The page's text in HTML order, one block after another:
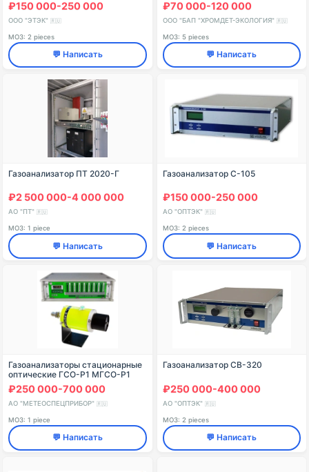
₽150 000-250 000
ООО "ЭТЭК" 🇷🇺
МОЗ: 2 pieces
💬 Написать
₽70 000-120 000
ООО "БАП "ХРОМДЕТ-ЭКОЛОГИЯ" 🇷🇺
МОЗ: 5 pieces
💬 Написать
Газоанализатор ПТ 2020-Г
₽2 500 000-4 000 000
АО "ПТ" 🇷🇺
МОЗ: 1 piece
💬 Написать
Газоанализатор С-105
₽150 000-250 000
АО "ОПТЭК" 🇷🇺
МОЗ: 2 pieces
💬 Написать
Газоанализаторы стационарные
оптические ГСО-Р1 МГСО-Р1
₽250 000-700 000
АО "МЕТЕОСПЕЦПРИБОР" 🇷🇺
МОЗ: 1 piece
💬 Написать
Газоанализатор СВ-320
₽250 000-400 000
АО "ОПТЭК" 🇷🇺
МОЗ: 2 pieces
💬 Написать